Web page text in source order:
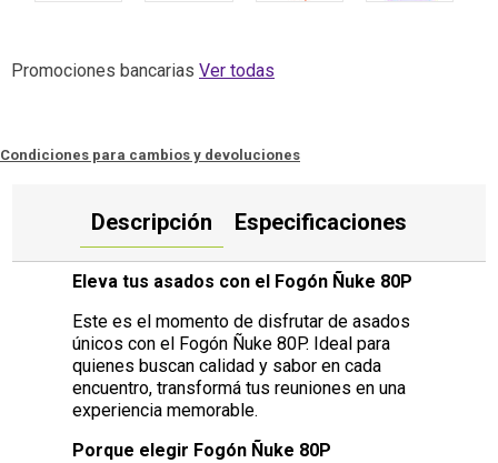
Promociones bancarias Ver todas
Condiciones para cambios y devoluciones
Descripción Especificaciones
Eleva tus asados con el Fogón Ñuke 80P
Este es el momento de disfrutar de asados
únicos con el Fogón Ñuke 80P. Ideal para
quienes buscan calidad y sabor en cada
encuentro, transformá tus reuniones en una
experiencia memorable.
Porque elegir Fogón Ñuke 80P